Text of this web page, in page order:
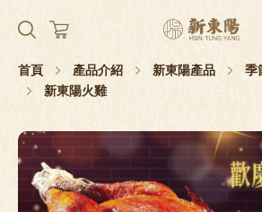
首頁 產品介紹 新東陽產品 季
新東陽火雞